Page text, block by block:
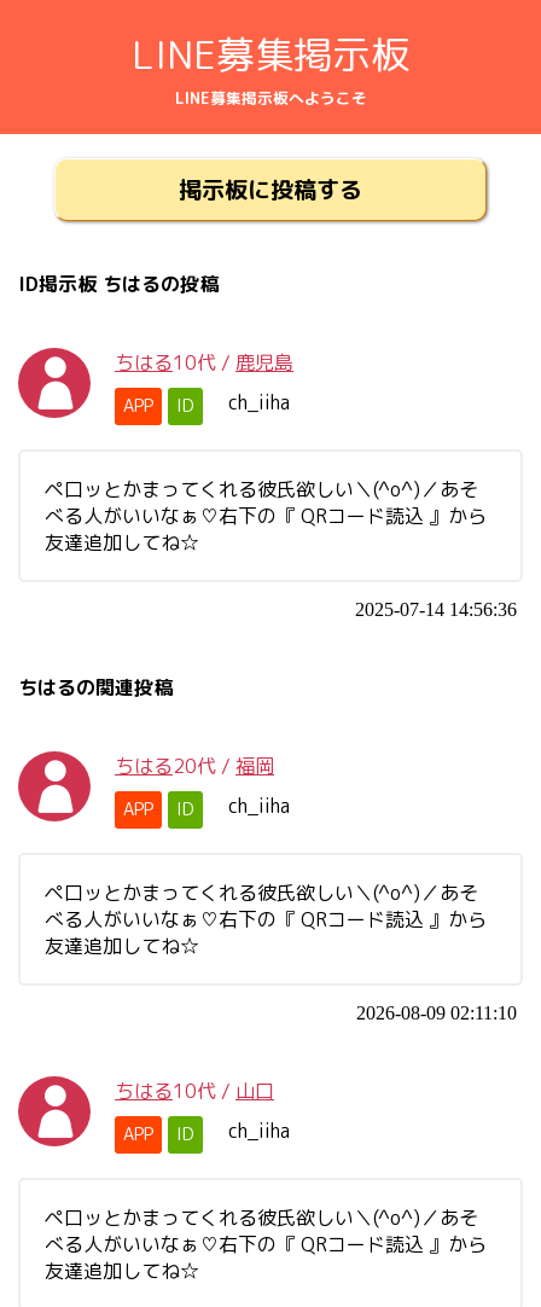
LINE募集掲示板
LINE募集掲示板へようこそ
掲示板に投稿する
ID掲示板 ちはるの投稿
ちはる10代 / 鹿児島
APP ID ch_iiha
ペ口ッとかまってくれる彼氏欲しい＼(^o^)／あそ
べる人がいいなぁ♡右下の『 QRコード読込 』から
友達追加してね☆
2025-07-14 14:56:36
ちはるの関連投稿
ちはる20代 / 福岡
APP ID ch_iiha
ペ口ッとかまってくれる彼氏欲しい＼(^o^)／あそ
べる人がいいなぁ♡右下の『 QRコード読込 』から
友達追加してね☆
2026-08-09 02:11:10
ちはる10代 / 山口
APP ID ch_iiha
ペ口ッとかまってくれる彼氏欲しい＼(^o^)／あそ
べる人がいいなぁ♡右下の『 QRコード読込 』から
友達追加してね☆